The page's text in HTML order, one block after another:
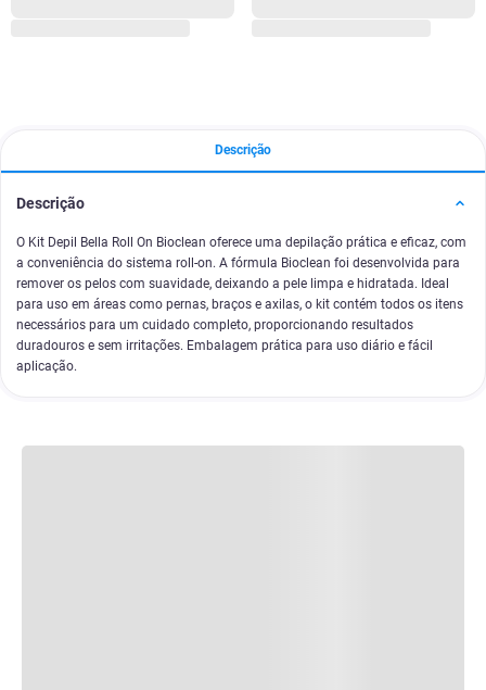
Descrição
Descrição
O Kit Depil Bella Roll On Bioclean oferece uma depilação prática e eficaz, com
a conveniência do sistema roll-on. A fórmula Bioclean foi desenvolvida para
remover os pelos com suavidade, deixando a pele limpa e hidratada. Ideal
para uso em áreas como pernas, braços e axilas, o kit contém todos os itens
necessários para um cuidado completo, proporcionando resultados
duradouros e sem irritações. Embalagem prática para uso diário e fácil
aplicação.